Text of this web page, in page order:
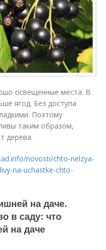
освещенные места. В
ягод. Без доступа
Поэтому
таким образом,
дерева.
novosti/chto-nelzya-
na-uchastke-chto-
на даче.
в саду: что
на даче